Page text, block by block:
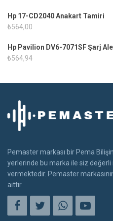
Hp 17-CD2040 Anakart Tamiri
₺564,00
Hp Pavilion DV6-7071SF Şarj
₺564,94
Pemaster markası bir Pema
yerlerinde bu marka ile siz
vermektedir. Pemaster
aittir.